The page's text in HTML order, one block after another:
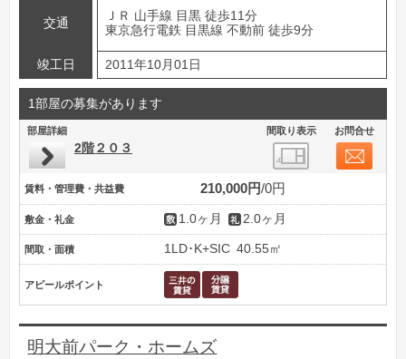
交通
ＪＲ 山手線 目黒 徒歩11分
東京急行電鉄 目黒線 不動前 徒歩9分
竣工日 2011年10月01日
1部屋の募集があります
部屋詳細 間取り表示 お問合せ
2階２０３
賃料・管理費・共益費 210,000円 0円
敷金・礼金 1.0ヶ月 2.0ヶ月
間取・面積 1LD･K+SIC 40.55㎡
アピールポイント
明大前パーク・ホームズ